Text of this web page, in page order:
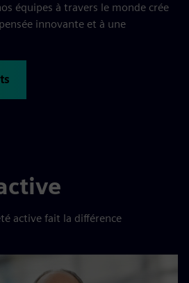
équipes à travers le monde crée
innovante et à une
active fait la différence